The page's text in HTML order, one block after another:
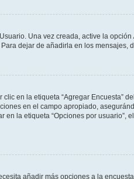
Una vez creada, active la opción
dejar de añadirla en los mensajes,
en la etiqueta “Agregar Encuesta”
en el campo apropiado,
la etiqueta “Opciones por
añadir más opciones a la